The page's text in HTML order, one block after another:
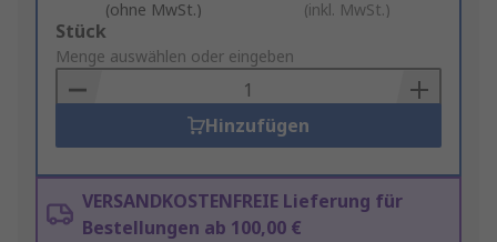
(ohne MwSt.) (inkl. MwSt.)
Add
to
Basket
Stück
Menge auswählen oder eingeben
Hinzufügen
VERSANDKOSTENFREIE Lieferung für
Bestellungen ab 100,00 €